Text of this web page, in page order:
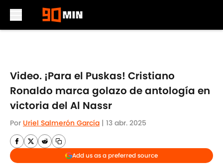
Video. ¡Para el Puskas! Cristiano
Ronaldo marca golazo de antología en
victoria del Al Nassr
Por Uriel Salmerón García | 13 abr. 2025
Add us as a preferred source